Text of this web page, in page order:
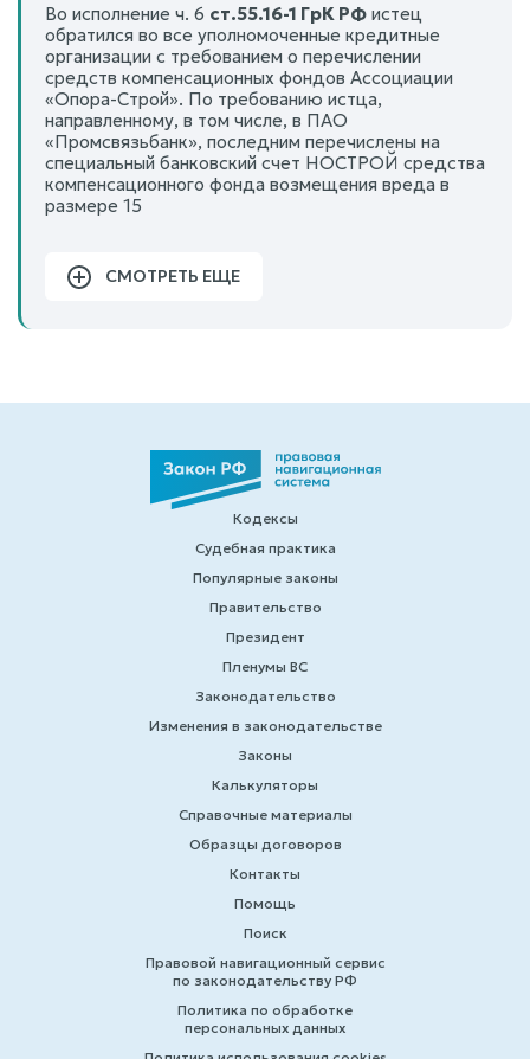
Во исполнение ч. 6 ст.55.16-1 ГрК РФ истец
обратился во все уполномоченные кредитные
организации с требованием о перечислении
средств компенсационных фондов Ассоциации
«Опора-Строй». По требованию истца,
направленному, в том числе, в ПАО
«Промсвязьбанк», последним перечислены на
специальный банковский счет НОСТРОЙ средства
компенсационного фонда возмещения вреда в
размере 15
СМОТРЕТЬ ЕЩЕ
Кодексы
Судебная практика
Популярные законы
Правительство
Президент
Пленумы ВС
Законодательство
Изменения в законодательстве
Законы
Калькуляторы
Справочные материалы
Образцы договоров
Контакты
Помощь
Поиск
Правовой навигационный сервис
по законодательству РФ
Политика по обработке
персональных данных